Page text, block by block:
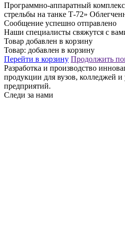
Программно-аппаратный
стрельбы на танке Т-72»
Сообщение успешно отправлено
Наши специалисты свяжутся с
Товар добавлен в корзину
Товар: добавлен в корзину
Перейти в корзину Продолжить
Разработка и производство
продукции для вузов, колледжей
предприятий.
Следи за нами